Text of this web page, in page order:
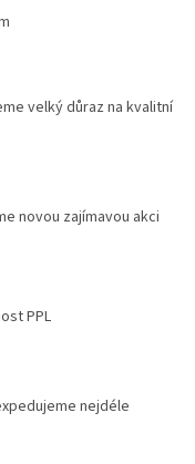
velký důraz na kvalitní
novou zajímavou akci
PPL
nejdéle